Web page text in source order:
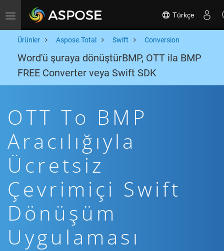
Toggle navigation Türkçe
Ürünler Aspose.Total Swift Conversion
Word'ü şuraya dönüştürBMP, OTT ila BMP
FREE Converter veya Swift SDK
OTT To BMP
Aracılığıyla
Ücretsiz
Çevrimiçi Swift
Dönüşüm
Uygulaması